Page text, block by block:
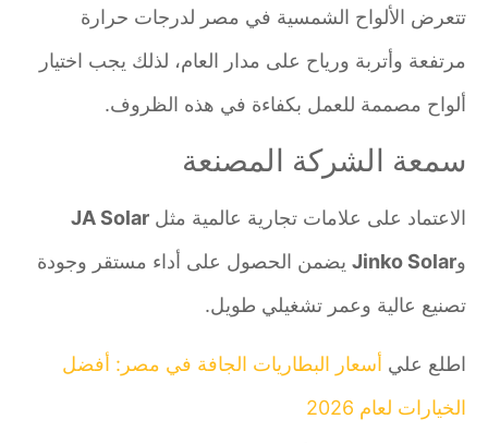
تتعرض الألواح الشمسية في مصر لدرجات حرارة
مرتفعة وأتربة ورياح على مدار العام، لذلك يجب اختيار
ألواح مصممة للعمل بكفاءة في هذه الظروف.
سمعة الشركة المصنعة
الاعتماد على علامات تجارية عالمية مثلJA Solar
Jinko Solarيضمن الحصول على أداء مستقر وجودة
تصنيع عالية وعمر تشغيلي طويل.
اطلع عليأسعار البطاريات الجافة في مصر: أفضل
الخيارات لعام 2026